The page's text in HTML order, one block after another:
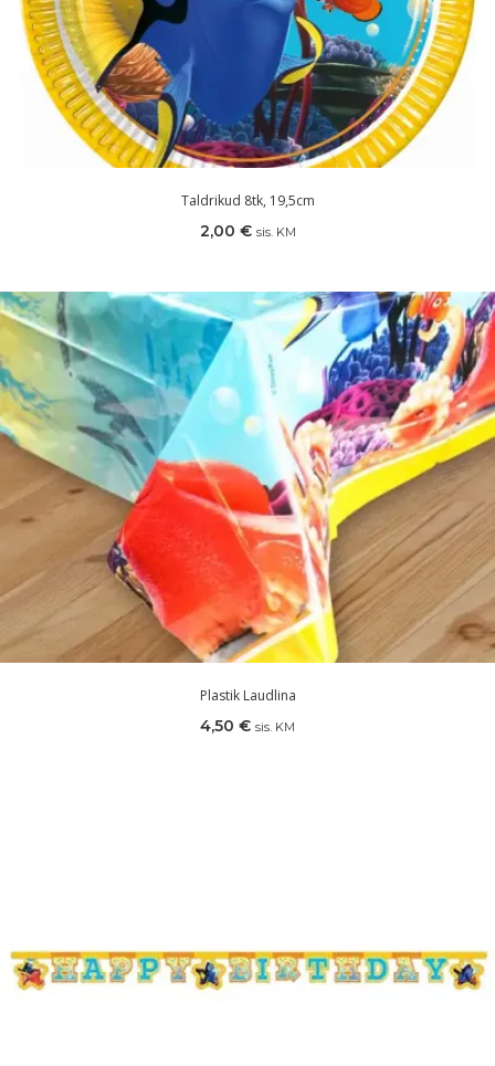
Taldrikud 8tk, 19,5cm
2,00 € sis. KM
Plastik Laudlina
4,50 € sis. KM